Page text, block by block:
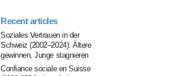
Recent articles
Soziales Vertrauen in der
Schweiz (2002–2024): Ältere
gewinnen, Junge stagnieren
Confiance sociale en Suisse